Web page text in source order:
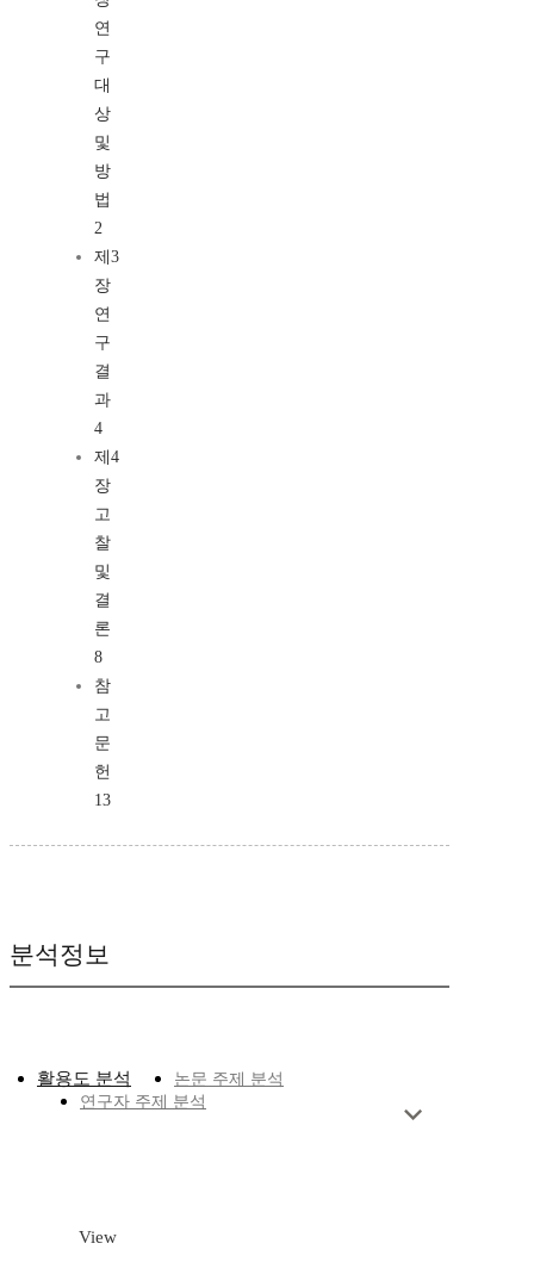
연
구
대
상
및
방
법
2
제3
장
연
구
결
과
4
제4
장
고
찰
및
결
론
8
참
고
문
헌
13
분석정보
활용도 분석
논문 주제 분석
연구자 주제 분석
View